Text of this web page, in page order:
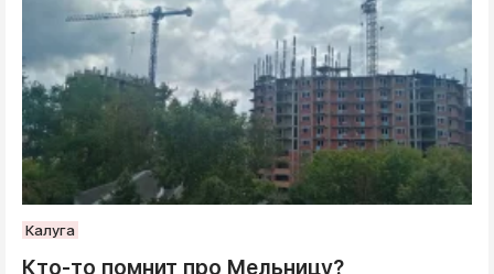
Калуга
Кто-то помнит про Мельницу?